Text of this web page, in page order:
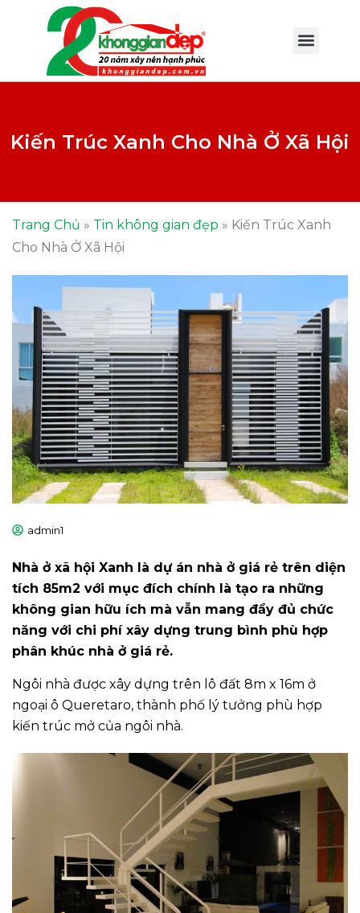
Kiến Trúc Xanh Cho Nhà Ở Xã Hội
Trang Chủ » Tin không gian đẹp » Kiến Trúc Xanh
Cho Nhà Ở Xã Hội
admin1
Nhà ở xã hội Xanh là dự án nhà ở giá rẻ trên diện
tích 85m2 với mục đích chính là tạo ra những
không gian hữu ích mà vẫn mang đầy đủ chức
năng với chi phí xây dựng trung bình phù hợp
phân khúc nhà ở giá rẻ.
Ngôi nhà được xây dựng trên lô đất 8m x 16m ở
ngoại ô Queretaro, thành phố lý tưởng phù hợp
kiến trúc mở của ngôi nhà.